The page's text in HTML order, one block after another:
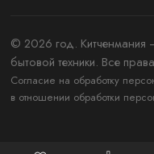
© 2026 год. Китченмания
бытовой техники. Все
Согласие на обработку
в отношении обработки